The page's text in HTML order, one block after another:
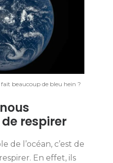
fait beaucoup de bleu hein ?
respirer
de l’océan, c’est de
En effet, ils